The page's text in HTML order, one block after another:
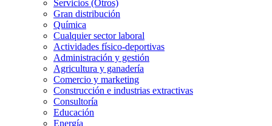
Servicios (Otros)
Gran distribución
Química
Cualquier sector laboral
Actividades físico-deportivas
Administración y gestión
Agricultura y ganadería
Comercio y marketing
Construcción e industrias extractivas
Consultoría
Educación
Energía